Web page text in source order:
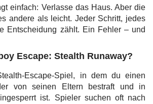
einfach: Verlasse das Haus. Aber die
andere als leicht. Jeder Schritt, jedes
Entscheidung zählt. Ein Fehler – und
Escape: Stealth Runaway?
Escape-Spiel, in dem du einen
von seinen Eltern bestraft und in
ist. Spieler suchen oft nach